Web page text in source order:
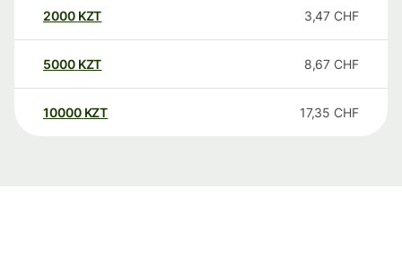
2000 KZT 3,47 CHF
5000 KZT 8,67 CHF
10000 KZT 17,35 CHF